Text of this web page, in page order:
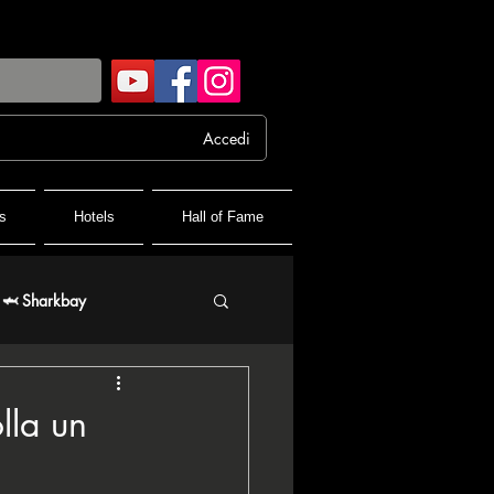
Accedi
Hotels Hall of Fame
🦈 Sharkbay
FPF France Poker Festival
un